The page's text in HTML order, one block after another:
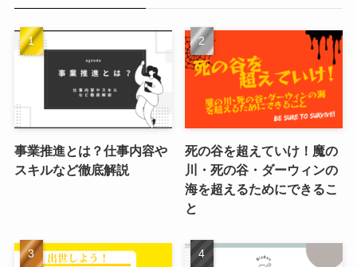
事業推進とは？仕事内容や
スキルなど徹底解説
死の谷を超えていけ！魔の
川・死の谷・ダーウィンの
海を超えるためにできるこ
と